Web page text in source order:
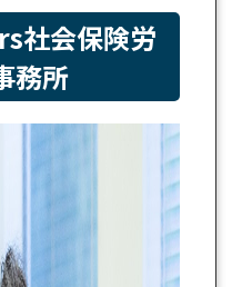
社会保険労
務所